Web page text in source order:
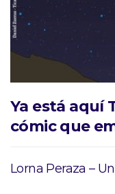
Ya está aquí
cómic que
Lorna Peraza –